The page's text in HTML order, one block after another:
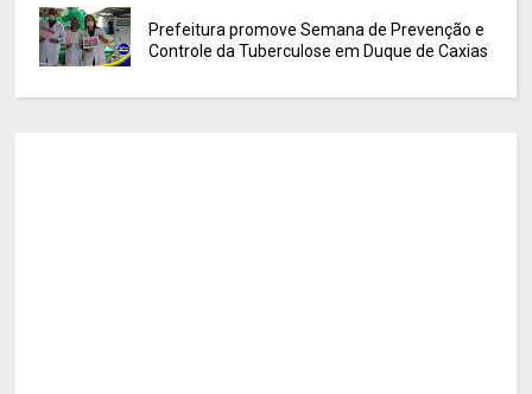
Prefeitura promove Semana de Prevenção e
Controle da Tuberculose em Duque de Caxias